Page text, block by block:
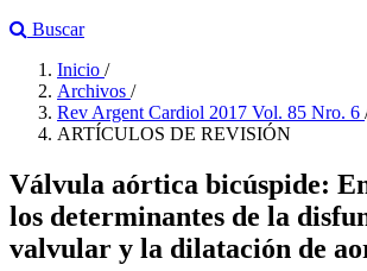
Buscar
Inicio /
Archivos /
Rev Argent Cardiol 2017 Vol. 85 Nro. 6
ARTÍCULOS DE REVISIÓN
Válvula aórtica bicúspide:
los determinantes de la
valvular y la dilatación de